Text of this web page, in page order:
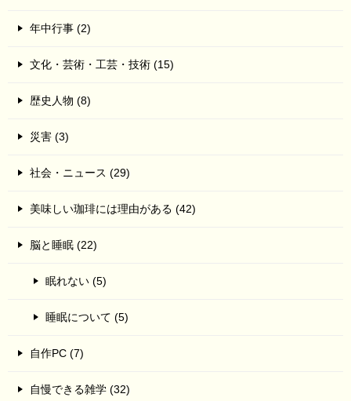
年中行事 (2)
文化・芸術・工芸・技術 (15)
歴史人物 (8)
災害 (3)
社会・ニュース (29)
美味しい珈琲には理由がある (42)
脳と睡眠 (22)
眠れない (5)
睡眠について (5)
自作PC (7)
自慢できる雑学 (32)